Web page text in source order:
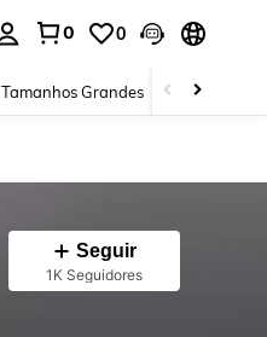
0 0
Tamanhos Grandes Joias e
Seguir
1K Seguidores